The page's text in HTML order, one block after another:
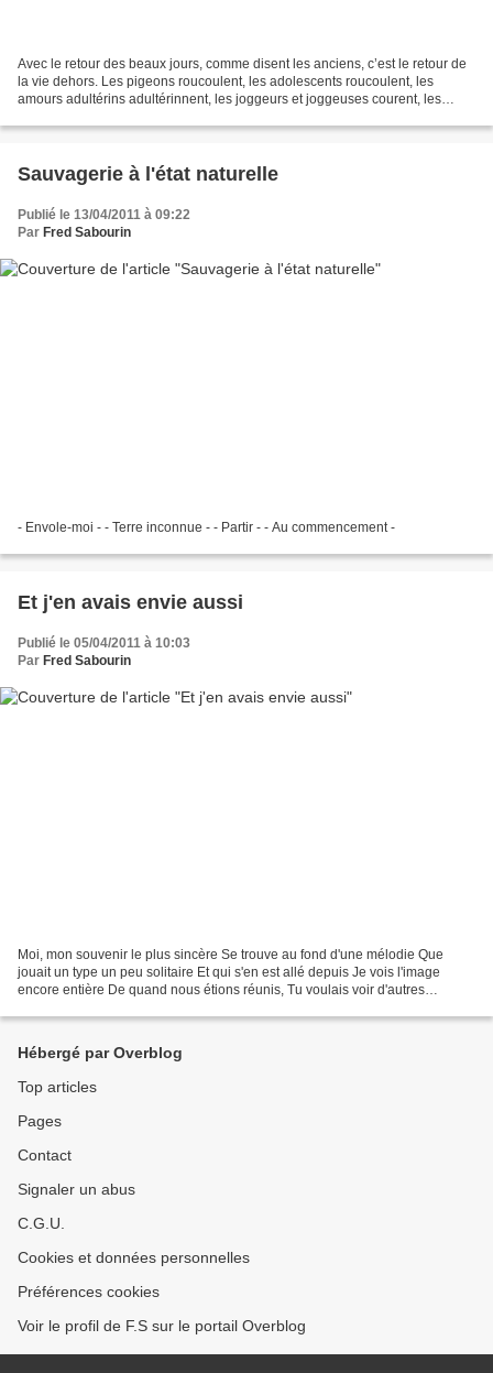
Avec le retour des beaux jours, comme disent les anciens, c’est le retour de
la vie dehors. Les pigeons roucoulent, les adolescents roucoulent, les
amours adultérins adultérinnent, les joggeurs et joggeuses courent, les
Sauvagerie à l'état naturelle
Publié le 13/04/2011 à 09:22
Par Fred Sabourin
- Envole-moi - - Terre inconnue - - Partir - - Au commencement -
Et j'en avais envie aussi
Publié le 05/04/2011 à 10:03
Par Fred Sabourin
Moi, mon souvenir le plus sincère Se trouve au fond d'une mélodie Que
jouait un type un peu solitaire Et qui s'en est allé depuis Je vois l'image
encore entière De quand nous étions réunis, Tu voulais voir d'autres
Hébergé par Overblog
Top articles
Pages
Contact
Signaler un abus
C.G.U.
Cookies et données personnelles
Préférences cookies
Voir le profil de F.S sur le portail Overblog